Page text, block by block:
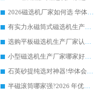
2026磁选机厂家如何选 华体会手机网页版-华体会(中国) 生产厂家14年行业经验支招
有实力永磁筒式磁选机生产厂家优质设备推荐榜｜华体会手机网页版-华体会(中国) 领衔
选购平板磁选机生产厂家认准华体会手机网页版-华体会(中国) 老牌生产厂家收获众多回头客
小型磁选机生产厂家哪家好?2026 年实测推荐，华体会手机网页版-华体会(中国) 十年口碑厂值得闭眼入
石英砂提纯选对神器!华体会手机网页版-华体会(中国) 强磁辊式磁选机价格优势全解析(2026 实测)
半磁滚筒哪家强?2026 年优质厂家推荐，华体会手机网页版-华体会(中国) 为什么能领跑行业